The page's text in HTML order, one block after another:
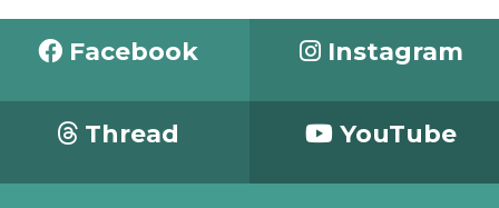
Facebook Instagram
Thread YouTube